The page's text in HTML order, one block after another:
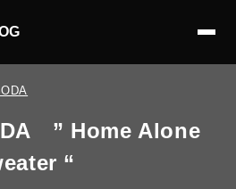
” Home Alone
“